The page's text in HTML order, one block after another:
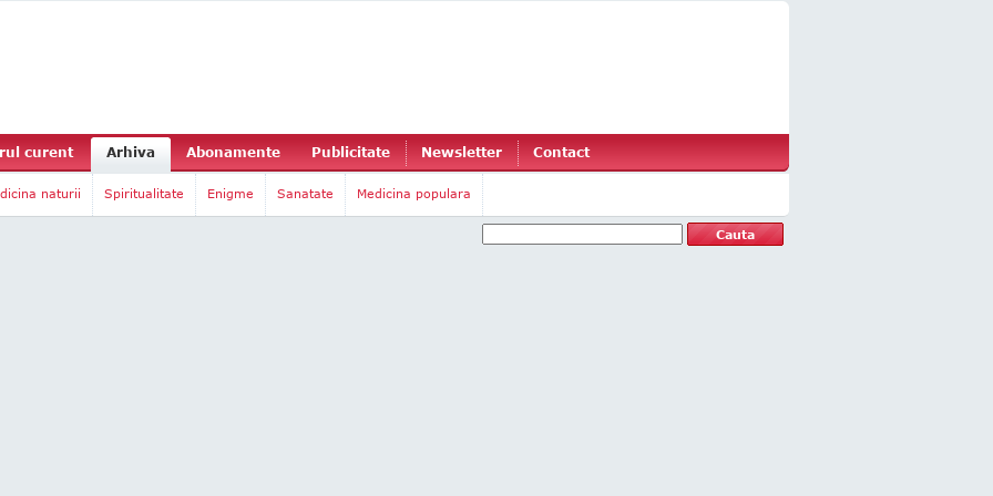
curent Arhiva Abonamente Publicitate Newsletter Contact
naturii Spiritualitate Enigme Sanatate Medicina populara